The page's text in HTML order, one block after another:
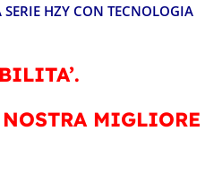
HZY CON TECNOLOGIA
MIGLIORE